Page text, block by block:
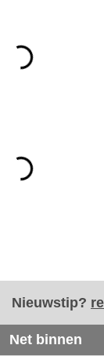
Nieuwstip?
Net binnen